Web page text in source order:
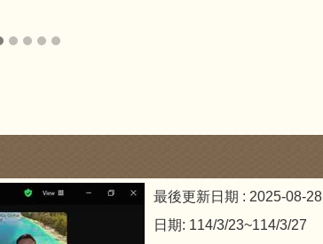
最後更新日期 : 2025-08-28
日期: 114/3/23~114/3/27